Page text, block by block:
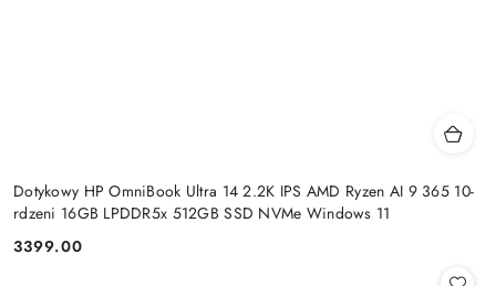
Dotykowy HP OmniBook Ultra 14 2.2K IPS AMD Ryzen AI 9 365 10-
rdzeni 16GB LPDDR5x 512GB SSD NVMe Windows 11
Cena:
3399.00